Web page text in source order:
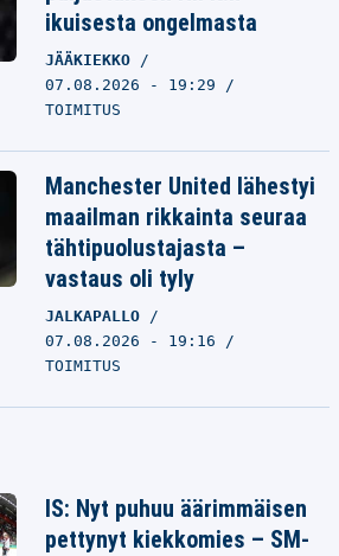
ikuisesta ongelmasta
JÄÄKIEKKO
07.08.2026 - 19:29
TOIMITUS
Manchester United lähestyi
maailman rikkainta seuraa
tähtipuolustajasta –
vastaus oli tyly
JALKAPALLO
07.08.2026 - 19:16
TOIMITUS
IS: Nyt puhuu äärimmäisen
pettynyt kiekkomies – SM-